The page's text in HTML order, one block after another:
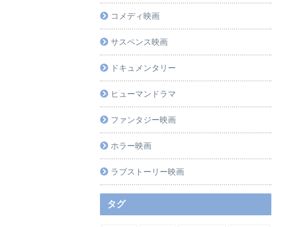
コメディ映画
サスペンス映画
ドキュメンタリー
ヒューマンドラマ
ファンタジー映画
ホラー映画
ラブストーリー映画
タグ